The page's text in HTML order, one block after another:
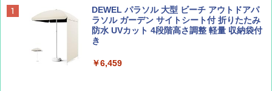
ディズニーファン ２０２６年 ９月号 [雑
誌] (ＤＩＳＮＥＹ ＦＡＮ)
￥713
僕が見た未来【完全版】
￥0
[キャンパーズコレクション 山善] ポップアッ
プテント 傘みたいに広げて畳める パッとサ
ッとサンシェード キューブ フルクローズ メ
ッシュ 簡単設置 ワンタッチテント キャンプ
DEWEL パラソル 大型 ビーチ アウトドアパ
ラソル ガーデン サイトシート付 折りたたみ
防水 UVカット 4段階高さ調整 軽量 収納袋付
き
￥6,459